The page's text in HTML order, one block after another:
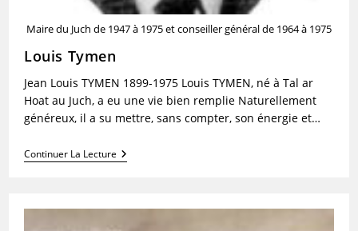
Maire du Juch de 1947 à 1975 et conseiller général de 1964 à 1975
Louis Tymen
Jean Louis TYMEN 1899-1975 Louis TYMEN, né à Tal ar
Hoat au Juch, a eu une vie bien remplie Naturellement
généreux, il a su mettre, sans compter, son énergie et…
Continuer La LectureLouis
Tymen